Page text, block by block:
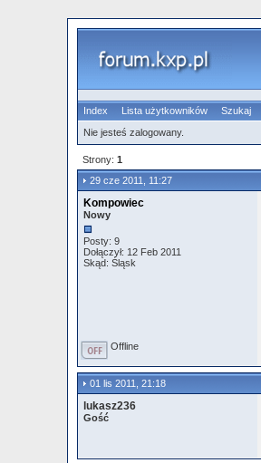
Index Lista użytkowników Szukaj
Nie jesteś zalogowany.
Strony:1
29 cze 2011, 11:27
Kompowiec
Nowy
Posty: 9
Dołączył: 12 Feb 2011
Skąd: Śląsk
Offline
01 lis 2011, 21:18
lukasz236
Gość